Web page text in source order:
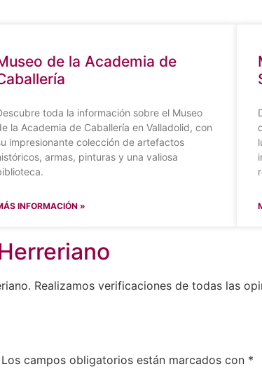
de la Academia de
toda la información sobre el Museo
la Academia de Caballería en Valladolid, con
impresionante colección de artefactos
armas, pinturas y una valiosa
INFORMACIÓN »
Realizamos verificaciones de todas las
Los campos obligatorios están marcados con *